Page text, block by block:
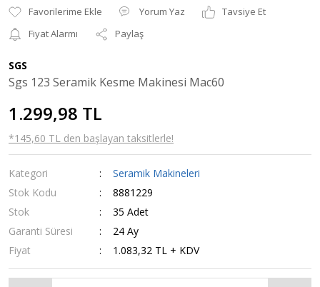
Yorum Yaz
Tavsiye Et
Fiyat Alarmı
Paylaş
SGS
Sgs 123 Seramik Kesme Makinesi Mac60
1.299,98 TL
*145,60 TL den başlayan taksitlerle!
Kategori
Seramik Makineleri
Stok Kodu
8881229
Stok
35 Adet
Garanti Süresi
24 Ay
Fiyat
1.083,32 TL + KDV